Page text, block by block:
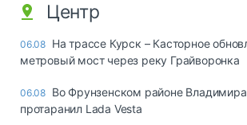
Центр
06.08 На трассе Курск – Касторное
метровый мост через реку Грайворонка
06.08 Во Фрунзенском районе
протаранил Lada Vesta